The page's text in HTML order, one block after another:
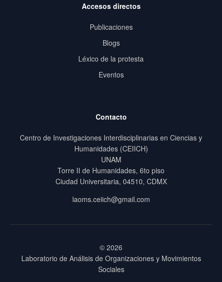
Accesos directos
Publicaciones
Blogs
Léxico de la protesta
Eventos
Contacto
Centro de Investigaciones Interdisciplinarias en Ciencias y
Humanidades (CEIICH)
UNAM
Torre II de Humanidades, 6to piso
Ciudad Universitaria, 04510, CDMX
laoms.ceiich@gmail.com
© 2026
Laboratorio de Análisis de Organizaciones y Movimientos
Sociales